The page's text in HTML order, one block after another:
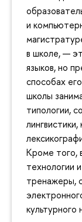
и
в школе, —
языков, но
способах
школы
типологии,
Кроме того,
технологии
тренажеры,
культурного